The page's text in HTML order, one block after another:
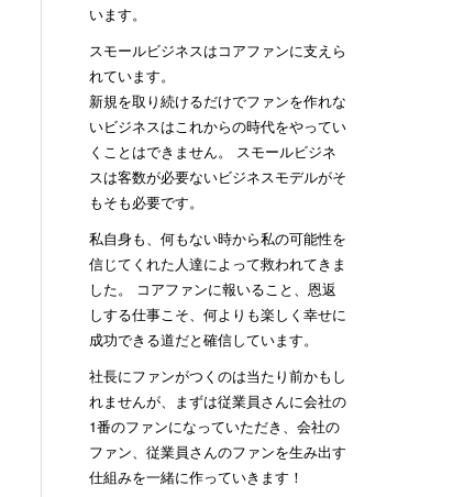
います。
スモールビジネスはコアファンに支えら
れています。
新規を取り続けるだけでファンを作れな
いビジネスはこれからの時代をやってい
くことはできません。 スモールビジネ
スは客数が必要ないビジネスモデルがそ
もそも必要です。
私自身も、何もない時から私の可能性を
信じてくれた人達によって救われてきま
した。 コアファンに報いること、恩返
しする仕事こそ、何よりも楽しく幸せに
成功できる道だと確信しています。
社長にファンがつくのは当たり前かもし
れませんが、まずは従業員さんに会社の
1番のファンになっていただき、会社の
ファン、従業員さんのファンを生み出す
仕組みを一緒に作っていきます！